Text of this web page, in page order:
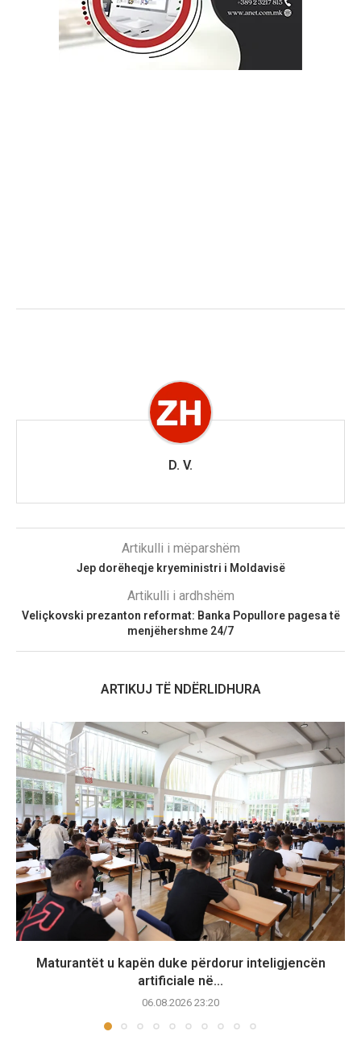
D. V.
Artikulli i mëparshëm
Jep dorëheqje kryeministri i Moldavisë
Artikulli i ardhshëm
Veliçkovski prezanton reformat: Banka Popullore pagesa të
menjëhershme 24/7
ARTIKUJ TË NDËRLIDHURA
Maturantët u kapën duke përdorur inteligjencën
artificiale në...
06.08.2026 23:20